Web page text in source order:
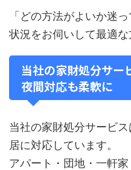
「どの方法がよいか迷
状況をお伺いして最適な
当社の家財処分サー
夜間対応も柔軟に
当社の家財処分サービ
居に対応しています。
アパート・団地・一軒